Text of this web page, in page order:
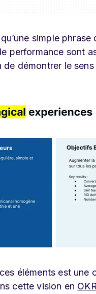
simple
performance sont
de démontrer le
éléments est
cette vision en